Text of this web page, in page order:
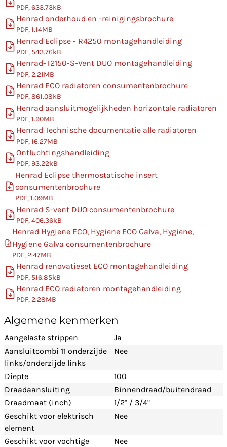
PDF, 633.73kB
Henrad onderhoud en -reinigingsbrochure
PDF, 1.14MB
Henrad Eclipse - R4250 montagehandleiding
PDF, 543.76kB
Henrad-T2150-S-Vent DUO montagehandleiding
PDF, 2.21MB
Henrad ECO radiatoren consumentenbrochure
PDF, 861.08kB
Henrad aansluitmogelijkheden horizontale radiatoren
PDF, 1.90MB
Henrad Technische documentatie alle radiatoren
PDF, 16.27MB
Ontluchtingshandleiding
PDF, 93.22kB
Henrad Eclipse thermostatische insert
consumentenbrochure
PDF, 1.09MB
Henrad S-vent DUO consumentenbrochure
PDF, 406.36kB
Henrad Hygiene ECO, Hygiene ECO Galva, Hygiene,
Hygiene Galva consumentenbrochure
PDF, 2.47MB
Henrad renovatieset ECO montagehandleiding
PDF, 516.85kB
Henrad ECO radiatoren montagehandleiding
PDF, 2.28MB
Algemene kenmerken
Aangelaste strippen
Ja
Aansluitcombi 11 onderzijde
links/onderzijde links
Nee
Diepte
100
Draadaansluiting
Binnendraad/buitendraad
Draadmaat (inch)
1/2" / 3/4"
Geschikt voor elektrisch
element
Nee
Geschikt voor vochtige
Nee